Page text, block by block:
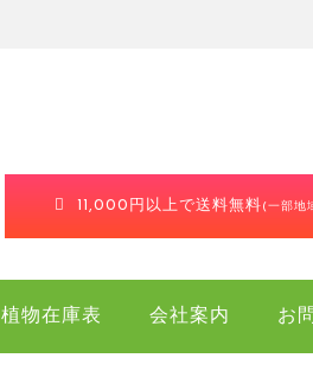
11,000円以上で送料無料(一部地
植物在庫表 会社案内 お